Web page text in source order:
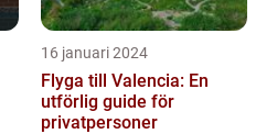
16 januari 2024
Flyga till Valencia: En
utförlig guide för
privatpersoner